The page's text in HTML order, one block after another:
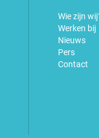
Wie zijn
Werken bij
Nieuws
Pers
Contact